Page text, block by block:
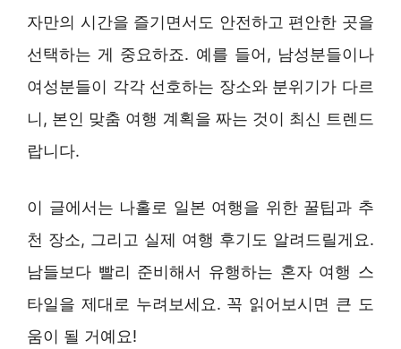
자만의 시간을 즐기면서도 안전하고 편안한 곳을
선택하는 게 중요하죠. 예를 들어, 남성분들이나
여성분들이 각각 선호하는 장소와 분위기가 다르
니, 본인 맞춤 여행 계획을 짜는 것이 최신 트렌드
랍니다.
이 글에서는 나홀로 일본 여행을 위한 꿀팁과 추
천 장소, 그리고 실제 여행 후기도 알려드릴게요.
남들보다 빨리 준비해서 유행하는 혼자 여행 스
타일을 제대로 누려보세요. 꼭 읽어보시면 큰 도
움이 될 거예요!